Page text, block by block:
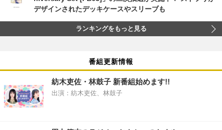
デザインされたデッキケースやスリーブも
ランキングをもっと見る
番組更新情報
紡木吏佐・林鼓子 新番組始めます!!
出演：紡木吏佐、林鼓子